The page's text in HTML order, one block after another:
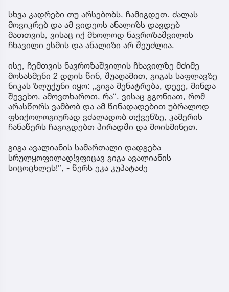
სხვა კადრები თუ არსებობს, ჩამიგდეთ. ძალას
მოვიკრებ და ამ ვიდეოს ანალიზს დავდებ
მათთვის, ვისაც იქ მხოლოდ ნავროზაშვილის
ჩხავილი ესმის და ანალიზი არ შეუძლია.
ისე, ჩემთვის ნავროზაშვილის ჩხავილზე მძიმე
მოსასმენი 2 დღის წინ, შუაღამით, გიგას საფლავზე
ნიკას ზლუქუნი იყო: „გიგა მენატრება, დეეე, მინდა
შევეხო, ამოვთხაროთ, რა“. ვისაც გგონიათ, რომ
არასწორს ვამბობ და ამ წინადადებით უბრალოდ
ფსიქოლოგიურად ვძალადობ თქვენზე, კამერის
ჩანაწერს ჩაგიგდებთ პირადში და მოისმინეთ.
გიგა ავალიანის სამართალი დადგება
სრულყოფილად!ვფიცავ გიგა ავალიანის
სიცოცხლეს!”, - წერს ეკა კუპატაძე